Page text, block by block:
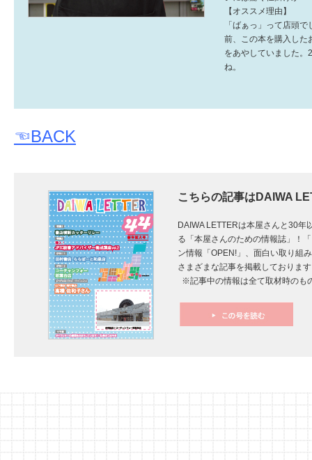
【オススメ理由】
「ばぁっ」って店頭
前、この本を購入した
をあやしていました。
ね。
☜BACK
こちらの記事はDAIWA
DAIWA LETTERは本屋さんと30
る「本屋さんのための情報誌」！
ン情報「OPEN!」、面白い取り組
さまざまな記事を掲載しておりま
※記事中の情報は